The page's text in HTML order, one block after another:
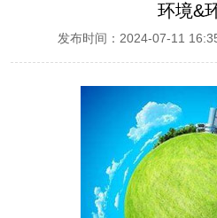
环境&
发布时间：2024-07-11